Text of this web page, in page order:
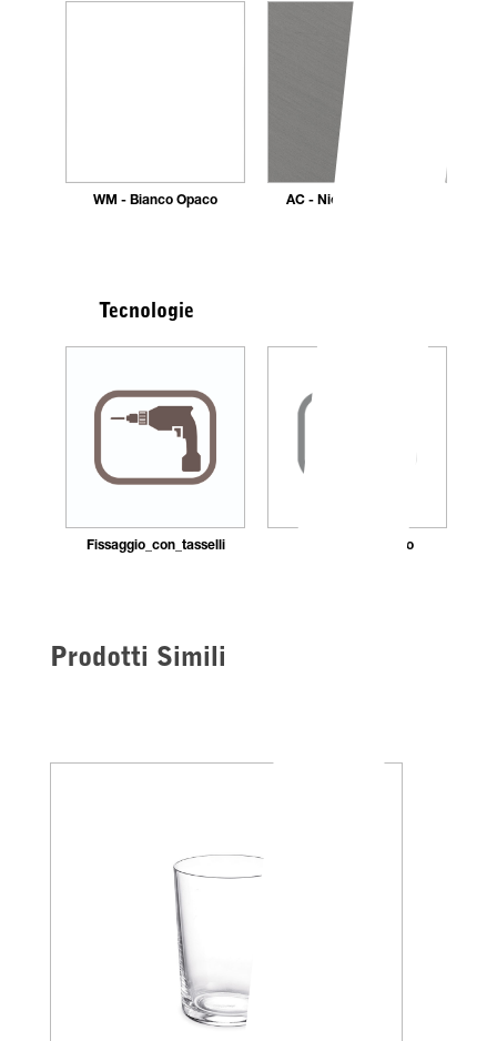
WM - Bianco Opaco AC - Nickel Spazzolato
Tecnologie
Fissaggio_con_tasselli Montaggio_rapido
Prodotti Simili